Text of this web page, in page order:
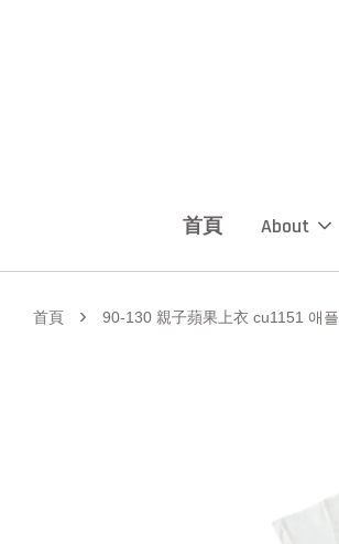
首頁 About
首頁 › 90-130 親子蘋果上衣 cu1151 애플